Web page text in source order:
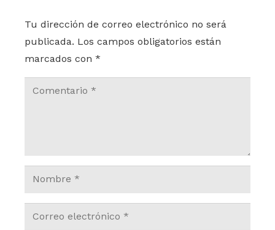
Tu dirección de correo electrónico no será
publicada. Los campos obligatorios están
marcados con *